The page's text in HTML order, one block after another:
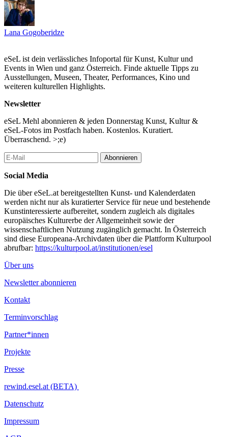
...Mehr lesen
Lana Gogoberidze
eSeL ist dein verlässliches Infoportal für Kunst, Kultur und
Events in Wien und ganz Österreich. Finde aktuelle Tipps zu
Ausstellungen, Museen, Theater, Performances, Kino und
weiteren kulturellen Highlights.
Newsletter
eSeL Mehl abonnieren & jeden Donnerstag Kunst, Kultur &
eSeL-Fotos im Postfach haben. Kostenlos. Kuratiert.
Überraschend. >;e)
Abonnieren
Social Media
Die über eSeL.at bereitgestellten Kunst- und Kalenderdaten
werden nicht nur als kuratierter Service für neue und bestehende
Kunstinteressierte aufbereitet, sondern zugleich als digitales
europäisches Kulturerbe der Allgemeinheit sowie der
wissenschaftlichen Nutzung zugänglich gemacht. In Österreich
sind diese Europeana-Archivdaten über die Plattform Kulturpool
abrufbar: https://kulturpool.at/institutionen/esel
Über uns
Newsletter abonnieren
Kontakt
Terminvorschlag
Partner*innen
Projekte
Presse
rewind.esel.at (BETA)
Datenschutz
Impressum